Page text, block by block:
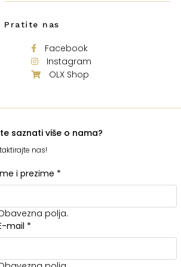
Pratite nas
Facebook
Instagram
OLX Shop
saznati više o nama?
nas!
i prezime *
polja.
mail *